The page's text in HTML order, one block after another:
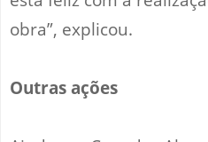
obra”, explicou.
Outras ações